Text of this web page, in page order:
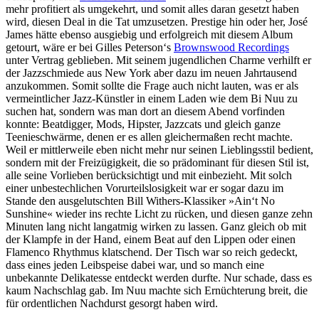
mehr profitiert als umgekehrt, und somit alles daran gesetzt haben
wird, diesen Deal in die Tat umzusetzen. Prestige hin oder her, José
James hätte ebenso ausgiebig und erfolgreich mit diesem Album
getourt, wäre er bei Gilles Peterson‘s Brownswood Recordings
unter Vertrag geblieben. Mit seinem jugendlichen Charme verhilft er
der Jazzschmiede aus New York aber dazu im neuen Jahrtausend
anzukommen. Somit sollte die Frage auch nicht lauten, was er als
vermeintlicher Jazz-Künstler in einem Laden wie dem Bi Nuu zu
suchen hat, sondern was man dort an diesem Abend vorfinden
konnte: Beatdigger, Mods, Hipster, Jazzcats und gleich ganze
Teenieschwärme, denen er es allen gleichermaßen recht machte.
Weil er mittlerweile eben nicht mehr nur seinen Lieblingsstil bedient,
sondern mit der Freizügigkeit, die so prädominant für diesen Stil ist,
alle seine Vorlieben berücksichtigt und mit einbezieht. Mit solch
einer unbestechlichen Vorurteilslosigkeit war er sogar dazu im
Stande den ausgelutschten Bill Withers-Klassiker »Ain‘t No
Sunshine« wieder ins rechte Licht zu rücken, und diesen ganze zehn
Minuten lang nicht langatmig wirken zu lassen. Ganz gleich ob mit
der Klampfe in der Hand, einem Beat auf den Lippen oder einen
Flamenco Rhythmus klatschend. Der Tisch war so reich gedeckt,
dass eines jeden Leibspeise dabei war, und so manch eine
unbekannte Delikatesse entdeckt werden durfte. Nur schade, dass es
kaum Nachschlag gab. Im Nuu machte sich Ernüchterung breit, die
für ordentlichen Nachdurst gesorgt haben wird.